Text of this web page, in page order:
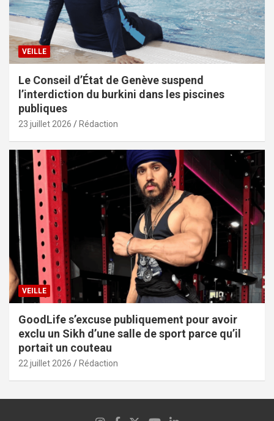
VEILLE
Le Conseil d’État de Genève suspend
l’interdiction du burkini dans les piscines
publiques
23 juillet 2026 Rédaction
VEILLE
GoodLife s’excuse publiquement pour avoir
exclu un Sikh d’une salle de sport parce qu’il
portait un couteau
22 juillet 2026 Rédaction